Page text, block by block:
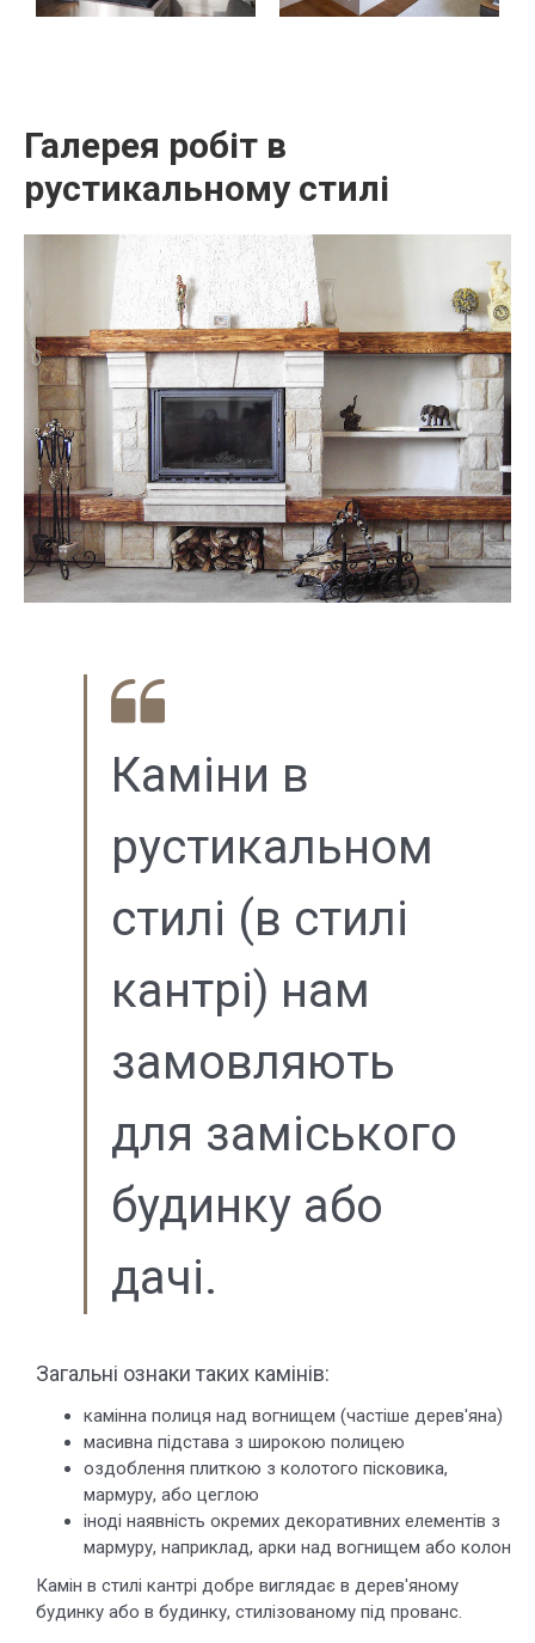
Галерея робіт в
рустикальному стилі
Каміни в
рустикальном
стилі (в стилі
кантрі) нам
замовляють
для заміського
будинку або
дачі.
Загальні ознаки таких камінів:
камінна полиця над вогнищем (частіше дерев'яна)
масивна підстава з широкою полицею
оздоблення плиткою з колотого пісковика,
мармуру, або цеглою
іноді наявність окремих декоративних елементів з
мармуру, наприклад, арки над вогнищем або колон
Камін в стилі кантрі добре виглядає в дерев'яному
будинку або в будинку, стилізованому під прованс.